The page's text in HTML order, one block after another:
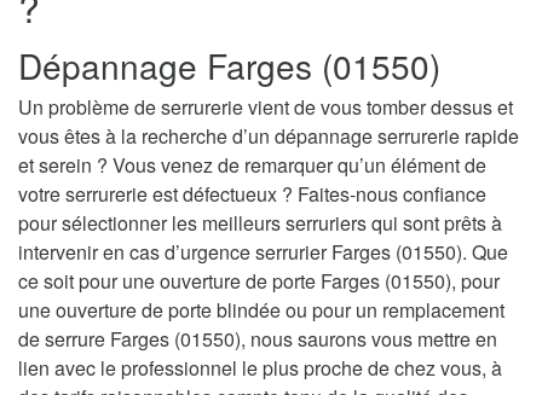
Dépannage Farges (01550)
Un problème de serrurerie vient de vous tomber dessus et
vous êtes à la recherche d’un dépannage serrurerie rapide
et serein ? Vous venez de remarquer qu’un élément de
votre serrurerie est défectueux ? Faites-nous confiance
pour sélectionner les meilleurs serruriers qui sont prêts à
intervenir en cas d’urgence serrurier Farges (01550). Que
ce soit pour une ouverture de porte Farges (01550), pour
une ouverture de porte blindée ou pour un remplacement
de serrure Farges (01550), nous saurons vous mettre en
lien avec le professionnel le plus proche de chez vous, à